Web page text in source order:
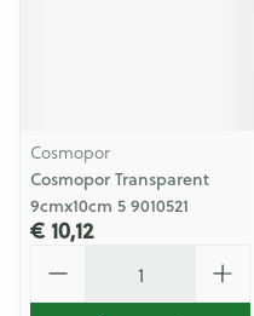
Cosmopor
Cosmopor Transparent
9cmx10cm 5 9010521
€ 10,12